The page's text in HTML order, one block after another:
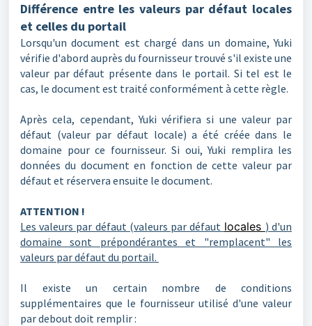
Différence entre les valeurs par défaut locales
et celles du portail
Lorsqu'un document est chargé dans un domaine, Yuki
vérifie d'abord auprès du fournisseur trouvé s'il existe une
valeur par défaut présente dans le portail. Si tel est le
cas, le document est traité conformément à cette règle.
Après cela, cependant, Yuki vérifiera si une valeur par
défaut (valeur par défaut locale) a été créée dans le
domaine pour ce fournisseur. Si oui, Yuki remplira les
données du document en fonction de cette valeur par
défaut et réservera ensuite le document.
ATTENTION !
Les valeurs par défaut (valeurs par défaut locales ) d'un
domaine sont prépondérantes et "remplacent" les
valeurs par défaut du portail.
Il existe un certain nombre de conditions
supplémentaires que le fournisseur utilisé d'une valeur
par debout doit remplir :